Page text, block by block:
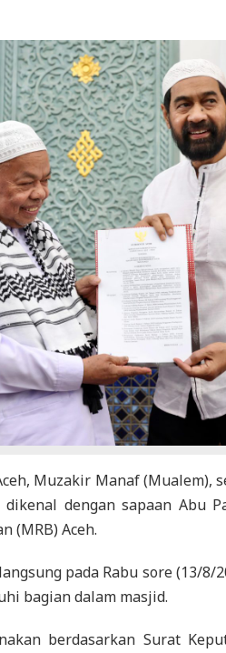
Muzakir Manaf (Mualem),
dengan sapaan Abu
(MRB) Aceh.
pada Rabu sore (13/8/
bagian dalam masjid.
berdasarkan Surat